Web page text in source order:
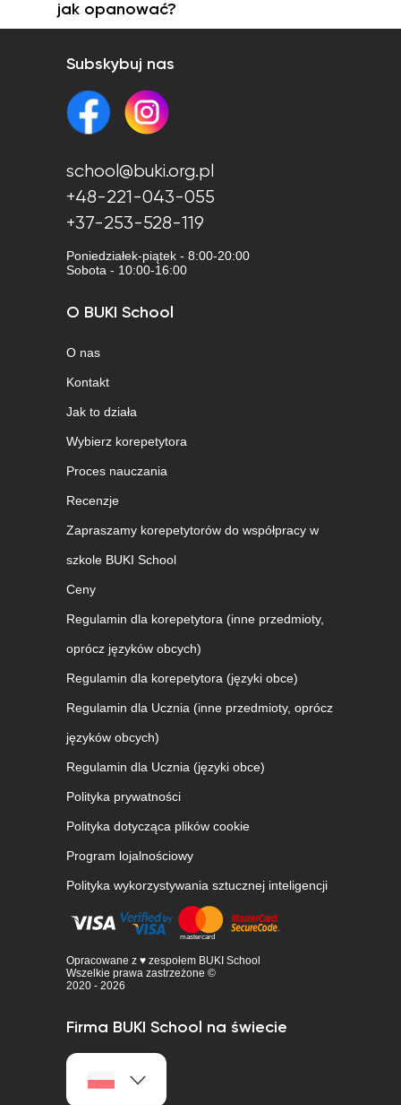
jak opanować?
Subskybuj nas
school@buki.org.pl
+48-221-043-055
+37-253-528-119
Poniedziałek-piątek - 8:00-20:00
Sobota - 10:00-16:00
O BUKI School
O nas
Kontakt
Jak to działa
Wybierz korepetytora
Proces nauczania
Recenzje
Zapraszamy korepetytorów do współpracy w
szkole BUKI School
Ceny
Regulamin dla korepetytora (inne przedmioty,
oprócz języków obcych)
Regulamin dla korepetytora (języki obce)
Regulamin dla Ucznia (inne przedmioty, oprócz
języków obcych)
Regulamin dla Ucznia (języki obce)
Polityka prywatności
Polityka dotycząca plików cookie
Program lojalnościowy
Polityka wykorzystywania sztucznej inteligencji
Opracowane z ♥ zespołem BUKI School
Wszelkie prawa zastrzeżone ©
2020 - 2026
Firma BUKI School na świecie